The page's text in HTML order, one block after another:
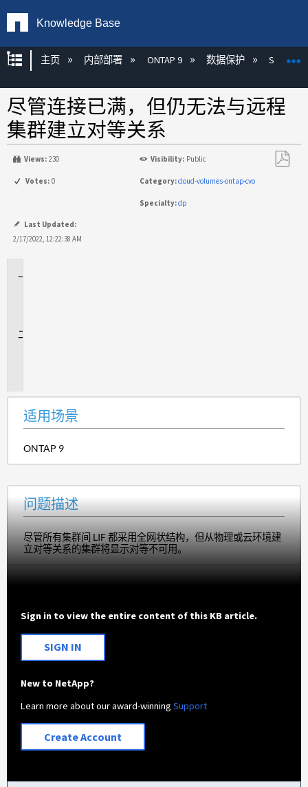
Knowledge Base
扩展/隐缩全局层次
主页 内部部署 ONTAP 9 数据保护
尽管连接已满，但仍无法与远程
集群建立对等关系
Views: 230 Visibility: Public
Votes: 0 Category:cloud-volumes-ontap-cvo
Specialty:dp
Last Updated:
2/17/2022, 12:22:38 AM
适用场景
ONTAP 9
问题描述
尽管所有集群间 LIF 都采用全网状结构，但从物理或云环境建
立对等关系的集群将显示对等不可用。
Sign in to view the entire content of this KB article.
SIGN IN
New to NetApp?
Learn more about our award-winningSupport
Create Account